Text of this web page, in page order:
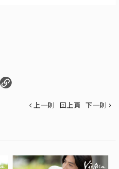
上一則 回上頁 下一則